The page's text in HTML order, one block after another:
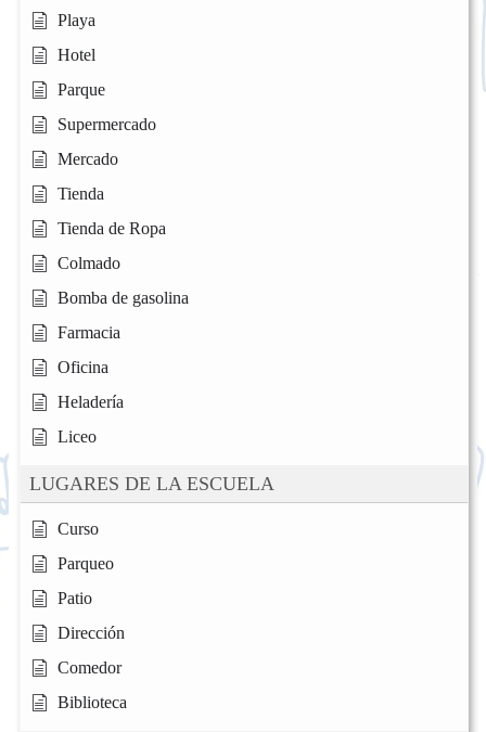
Playa
Hotel
Parque
Supermercado
Mercado
Tienda
Tienda de Ropa
Colmado
Bomba de gasolina
Farmacia
Oficina
Heladería
Liceo
LUGARES DE LA ESCUELA
Curso
Parqueo
Patio
Dirección
Comedor
Biblioteca